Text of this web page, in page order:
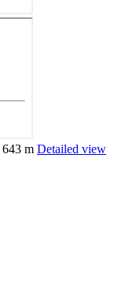
643 m Detailed view